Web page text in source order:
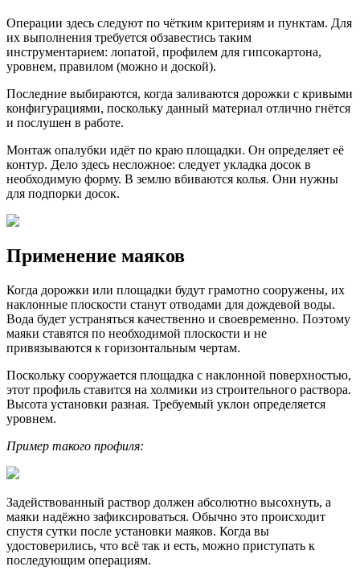
Операции здесь следуют по чётким критериям и пунктам. Для
их выполнения требуется обзавестись таким
инструментарием: лопатой, профилем для гипсокартона,
уровнем, правилом (можно и доской).
Последние выбираются, когда заливаются дорожки с кривыми
конфигурациями, поскольку данный материал отлично гнётся
и послушен в работе.
Монтаж опалубки идёт по краю площадки. Он определяет её
контур. Дело здесь несложное: следует укладка досок в
необходимую форму. В землю вбиваются колья. Они нужны
для подпорки досок.
Применение маяков
Когда дорожки или площадки будут грамотно сооружены, их
наклонные плоскости станут отводами для дождевой воды.
Вода будет устраняться качественно и своевременно. Поэтому
маяки ставятся по необходимой плоскости и не
привязываются к горизонтальным чертам.
Поскольку сооружается площадка с наклонной поверхностью,
этот профиль ставится на холмики из строительного раствора.
Высота установки разная. Требуемый уклон определяется
уровнем.
Пример такого профиля:
Задействованный раствор должен абсолютно высохнуть, а
маяки надёжно зафиксироваться. Обычно это происходит
спустя сутки после установки маяков. Когда вы
удостоверились, что всё так и есть, можно приступать к
последующим операциям.